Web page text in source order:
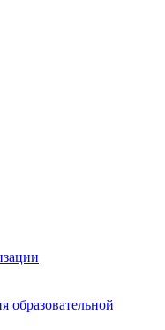
образовательной